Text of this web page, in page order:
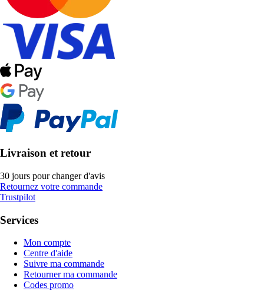
Livraison et retour
30 jours pour changer d'avis
Retournez votre commande
Trustpilot
Services
Mon compte
Centre d'aide
Suivre ma commande
Retourner ma commande
Codes promo